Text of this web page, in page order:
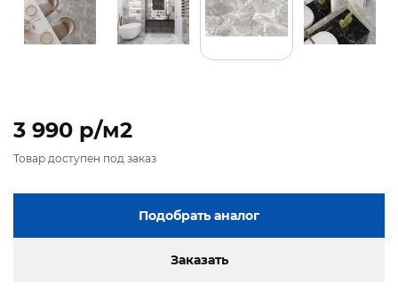
3 990 p/м2
Товар доступен под заказ
Подобрать аналог
Заказать